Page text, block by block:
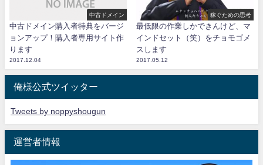
中古ドメイン
中古ドメイン購入者特典をバージ
ョンアップ！購入者専用サイト作
ります
2017.12.04
稼ぐための思考
最低限の作業しかできんけど、マ
インドセット（笑）をチョモゴメ
スします
2017.05.12
俺様公式ツイッター
Tweets by noppyshougun
運営者情報